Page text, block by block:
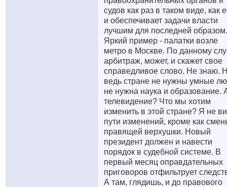
судов как раз в таком виде, как
и обеспечивает задачи власти
лучшим для последней образом.
Яркий пример - палатки возле
метро в Москве. По данному
арбитраж, может, и скажет свое
справедливое слово. Не знаю.
ведь стране не нужны умные
не нужна наука и образование.
телевидение? Что мы хотим
изменить в этой стране? Я не
пути изменений, кроме как
правящей верхушки. Новый
президент должен и навести
порядок в судебной системе. В
первый месяц оправдательных
приговоров отфильтрует
А там, глядишь, и до правового